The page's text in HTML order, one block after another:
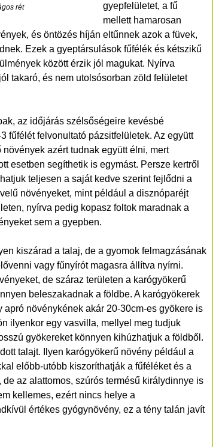
rét
gyepfelületet, a fű
mellett hamarosan
és öntözés híján eltűnnek azok a füvek,
Ezek a gyeptársulások fűfélék és kétszikű
között érzik jól magukat. Nyírva
takaró, és nem utolsósorban zöld felületet
az időjárás szélsőségeire kevésbé
fűfélét felvonultató pázsitfelületek. Az együtt
azért tudnak együtt élni, mert
esetben segíthetik is egymást. Persze kertről
teljesen a saját kedve szerint fejlődni a
növényeket, mint például a disznóparéjt
nyírva pedig kopasz foltok maradnak a
sem a gyepben.
kiszárad a talaj, de a gyomok felmagzásának
vagy fűnyírót magasra állítva nyírni.
de száraz területen a karógyökerű
beleszakadnak a földbe. A karógyökerek
növénykének akár 20-30cm-es gyökere is
ilyenkor egy vasvilla, mellyel meg tudjuk
gyökereket könnyen kihúzhatjuk a földből.
talajt. Ilyen karógyökerű növény például a
előbb-utóbb kiszoríthatják a fűféléket és a
az alattomos, szúrós termésű királydinnye is
kellemes, ezért nincs helye a
értékes gyógynövény, ez a tény talán javít